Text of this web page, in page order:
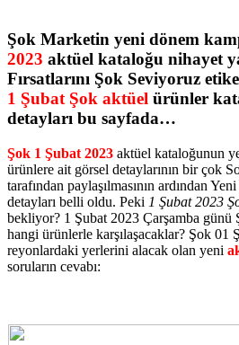
Şok Marketin yeni dönem
2023 aktüel kataloğu nihayet
Fırsatlarını Şok Seviyoruz
1 Şubat Şok aktüel ürünler
detayları bu sayfada…
Şok 1 Şubat 2023 aktüel kataloğunun
ürünlere ait görsel detaylarının bir çok
tarafından paylaşılmasının ardından
detayları belli oldu. Peki 1 Şubat 2023
bekliyor? 1 Şubat 2023 Çarşamba günü
hangi ürünlerle karşılaşacaklar? Şok 01
reyonlardaki yerlerini alacak olan yeni
soruların cevabı: